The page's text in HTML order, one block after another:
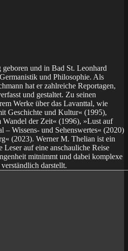
und in Bad St. Leonhard
und Philosophie. Als
hat er zahlreiche Reportagen,
und gestaltet. Zu seinen
Werke über das Lavanttal, wie
Geschichte und Kultur« (1995),
der Zeit« (1996), »Lust auf
– Wissens- und Sehenswertes« (2020)
(2023). Werner M. Thelian ist ein
Leser auf eine anschauliche Reise
mitnimmt und dabei komplexe
darstellt.